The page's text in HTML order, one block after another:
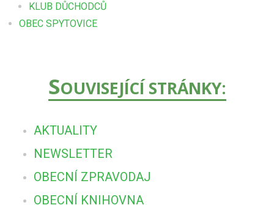
KLUB DŮCHODCŮ
OBEC SPYTOVICE
SOUVISEJÍCÍ STRÁNKY:
AKTUALITY
NEWSLETTER
OBECNÍ ZPRAVODAJ
OBECNÍ KNIHOVNA